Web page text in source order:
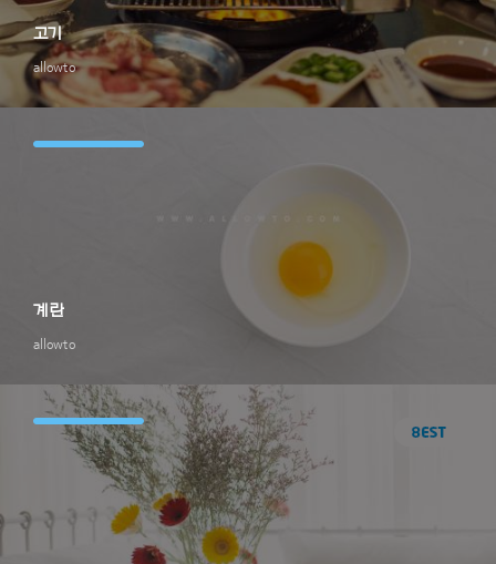
allowto
고기
allowto
계란